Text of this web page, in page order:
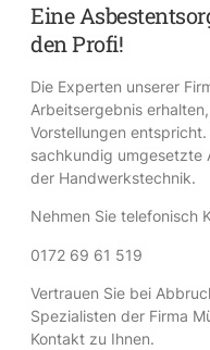
Eine
den Profi!
Die Experten unserer
Arbeitsergebnis
Vorstellungen
sachkundig umgesetzte
der Handwerkstechnik.
Nehmen Sie telefonisch
0172 69 61 519
Vertrauen Sie bei
Spezialisten der Firma
Kontakt zu Ihnen.